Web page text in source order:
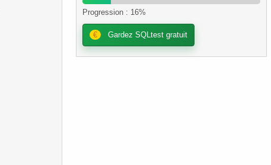
Progression : 16%
€ Gardez SQLtest gratuit